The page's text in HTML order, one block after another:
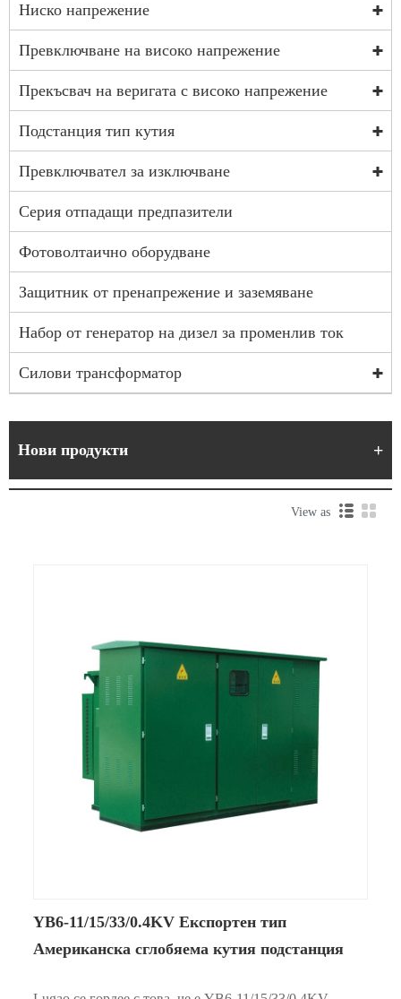
Ниско напрежение
Превключване на високо напрежение
Прекъсвач на веригата с високо напрежение
Подстанция тип кутия
Превключвател за изключване
Серия отпадащи предпазители
Фотоволтаично оборудване
Защитник от пренапрежение и заземяване
Набор от генератор на дизел за променлив ток
Силови трансформатор
Нови продукти
View as
YB6-11/15/33/0.4KV Експортен тип
Американска сглобяема кутия подстанция